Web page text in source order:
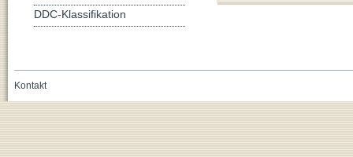
DDC-Klassifikation
Kontakt